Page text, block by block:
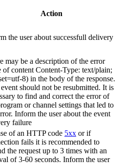
Action
the user about successfull delivery
may be a description of the error
of content Content-Type: text/plain;
8) in the body of the response.
should not be resubmitted. It is
to find and correct the error of
or channel settings that led to
Inform the user about the event
failure
of an HTTP code 5xx or if
fails it is recommended to
the request up to 3 times with an
of 3-60 seconds. Inform the user